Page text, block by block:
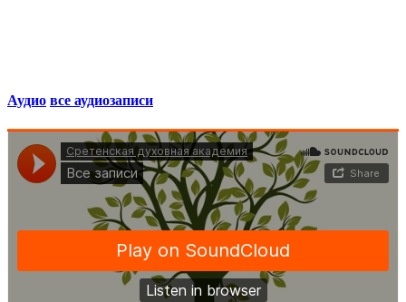
Аудио все аудиозаписи